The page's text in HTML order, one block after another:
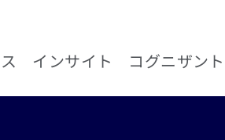
インサイト コグニザン